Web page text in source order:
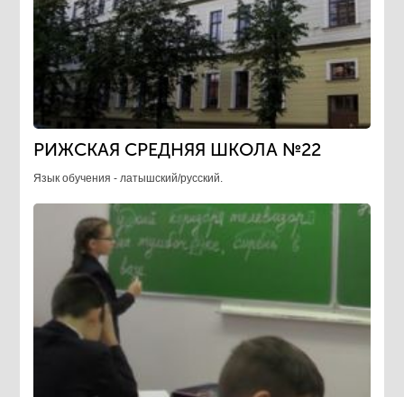
РИЖСКАЯ СРЕДНЯЯ ШКОЛА №22
Язык обучения - латышский/русский.